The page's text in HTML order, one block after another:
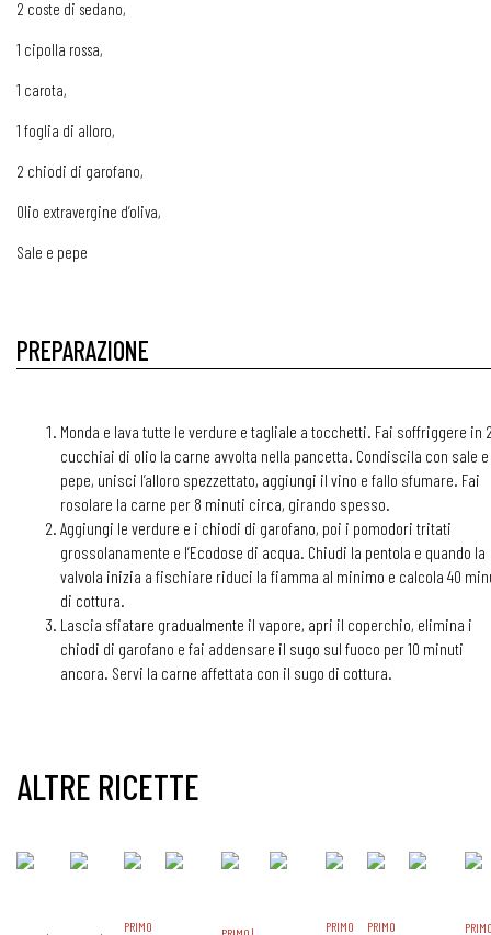
2 coste di sedano,
1 cipolla rossa,
1 carota,
1 foglia di alloro,
2 chiodi di garofano,
Olio extravergine d’oliva,
Sale e pepe
PREPARAZIONE
Monda e lava tutte le verdure e tagliale a tocchetti. Fai soffriggere in
cucchiai di olio la carne avvolta nella pancetta. Condiscila con sale e
pepe, unisci l’alloro spezzettato, aggiungi il vino e fallo sfumare. Fai
rosolare la carne per 8 minuti circa, girando spesso.
Aggiungi le verdure e i chiodi di garofano, poi i pomodori tritati
grossolanamente e l’Ecodose di acqua. Chiudi la pentola e quando la
valvola inizia a fischiare riduci la fiamma al minimo e calcola 40
di cottura.
Lascia sfiatare gradualmente il vapore, apri il coperchio, elimina i
chiodi di garofano e fai addensare il sugo sul fuoco per 10 minuti
ancora. Servi la carne affettata con il sugo di cottura.
ALTRE RICETTE
PRIMO
PRIMO
PRIMO